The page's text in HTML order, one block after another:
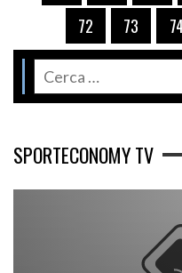
72
73
SPORTECONOMY TV